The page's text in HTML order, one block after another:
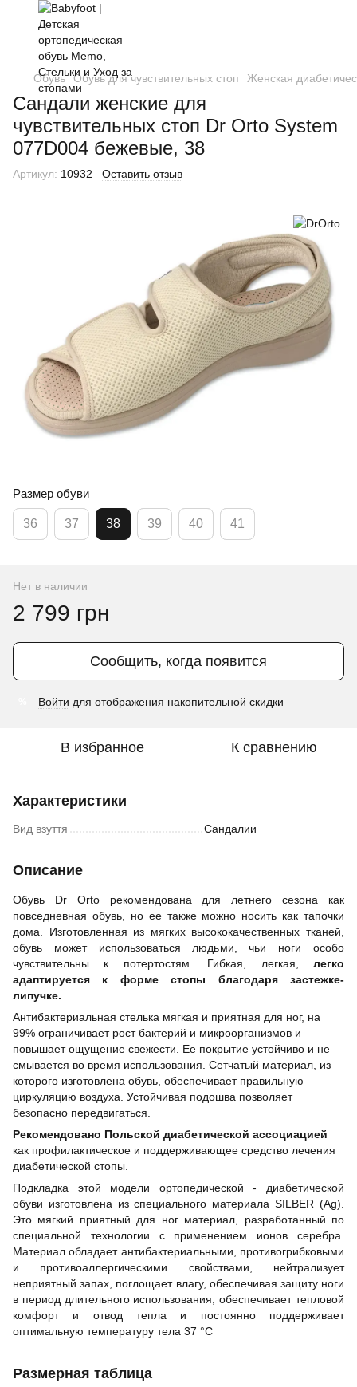
Обувь Обувь для чувствительных стоп Женская
Cандали женские для
чувствительных стоп Dr Orto System
077D004 бежевые, 38
Артикул: 10932 Оставить отзыв
Размер обуви
36 37 38 39 40 41
Нет в наличии
2 799 грн
Сообщить, когда появится
Войти для отображения накопительной скидки
В избранное К сравнению
Характеристики
Вид взуття Сандалии
Описание
Обувь Dr Orto рекомендована для летнего сезона как
повседневная обувь, но ее также можно носить как тапочки
дома. Изготовленная из мягких высококачественных тканей,
обувь может использоваться людьми, чьи ноги особо
чувствительны к потертостям. Гибкая, легкая, легко
адаптируется к форме стопы благодаря застежке-
липучке.
Антибактериальная стелька мягкая и приятная для ног, на
99% ограничивает рост бактерий и микроорганизмов и
повышает ощущение свежести. Ее покрытие устойчиво и не
смывается во время использования. Сетчатый материал, из
которого изготовлена обувь, обеспечивает правильную
циркуляцию воздуха. Устойчивая подошва позволяет
безопасно передвигаться.
Рекомендовано Польской диабетической ассоциацией
как профилактическое и поддерживающее средство лечения
диабетической стопы.
Подкладка этой модели ортопедической - диабетической
обуви изготовлена из специального материала SILBER (Ag).
Это мягкий приятный для ног материал, разработанный по
специальной технологии с применением ионов серебра.
Материал обладает антибактериальными, противогрибковыми
и противоаллергическими свойствами, нейтрализует
неприятный запах, поглощает влагу, обеспечивая защиту ноги
в период длительного использования, обеспечивает тепловой
комфорт и отвод тепла и постоянно поддерживает
оптимальную температуру тела 37 °С
Размерная таблица